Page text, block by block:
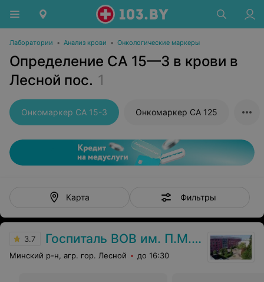
Лаборатории • Анализ крови • Онкологические маркеры
Определение CA 15—3 в крови в
Лесной пос. 1
Онкомаркер CA 15-3 Онкомаркер CA 125
Карта Фильтры
3.7 Госпиталь ВОВ им. П.М. Машерова
Минский р-н, агр. гор. Лесной до 16:30